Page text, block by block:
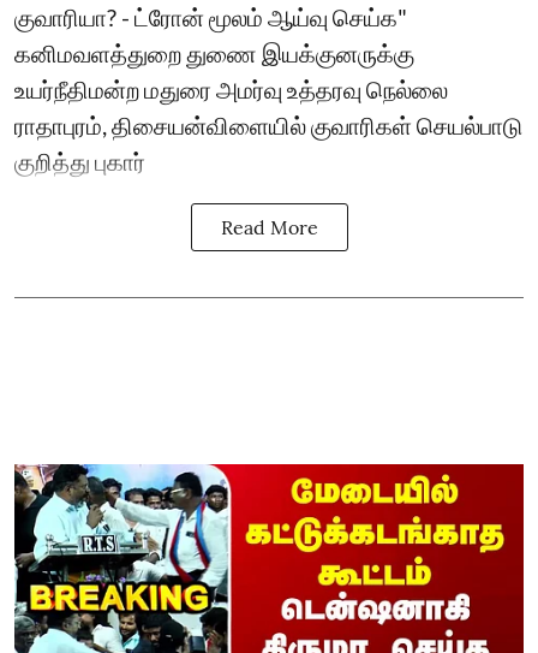
குவாரியா? - ட்ரோன் மூலம் ஆய்வு செய்க"
கனிமவளத்துறை துணை இயக்குனருக்கு
உயர்நீதிமன்ற மதுரை அமர்வு உத்தரவு நெல்லை
ராதாபுரம், திசையன்விளையில் குவாரிகள் செயல்பாடு
குறித்து புகார்
Read More